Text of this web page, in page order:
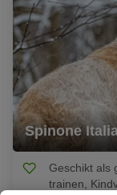
Spinone
Geschikt als
trainen,